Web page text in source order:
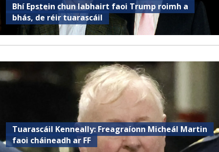
Bhí Epstein chun labhairt faoi Trump roimh a
bhás, de réir tuarascáil
Tuarascáil Kenneally: Freagraíonn Micheál Martin
faoi cháineadh ar FF